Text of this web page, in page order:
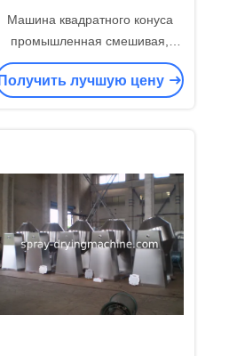
Машина квадратного конуса
промышленная смешивая,
оборудование непрерывной
косметики смешивая
лучшую цену